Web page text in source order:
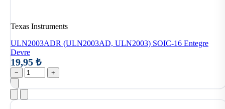
Texas Instruments
ULN2003ADR (ULN2003AD, ULN2003) SOIC-16 Entegre
Devre
19,95 ₺
− +